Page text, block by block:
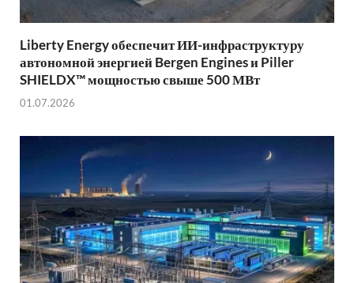
Liberty Energy обеспечит ИИ-инфраструктуру
автономной энергией Bergen Engines и Piller
SHIELDX™ мощностью свыше 500 МВт
01.07.2026